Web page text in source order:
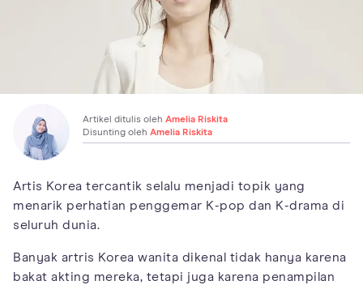
Artikel ditulis oleh Amelia Riskita
Disunting oleh Amelia Riskita
Artis Korea tercantik selalu menjadi topik yang
menarik perhatian penggemar K-pop dan K-drama di
seluruh dunia.
Banyak artris Korea wanita dikenal tidak hanya karena
bakat akting mereka, tetapi juga karena penampilan